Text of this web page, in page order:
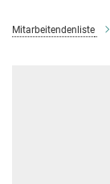
Mitarbeitendenliste